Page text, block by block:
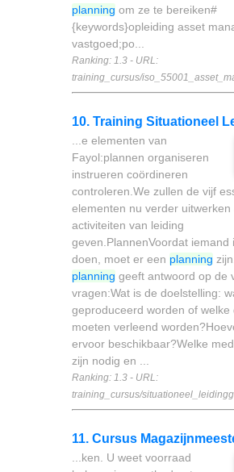
planning om ze te bereiken#
{keywords}opleiding asset
vastgoed;po...
Ranking: 1.3 - URL:
training_cursus/
10. Training Situationeel
...e elementen van
Fayol:plannen organiseren
instrueren coördineren
controleren.We zullen de vijf
elementen nu verder uitwerken
activiteiten van leiding
geven.PlannenVoordat iemand
doen, moet er een planning
planning geeft antwoord op de
vragen:Wat is de doelstelling:
geproduceerd worden of welke
moeten verleend
ervoor beschikbaar?Welke
zijn nodig en ...
Ranking: 1.3 - URL:
training_cursus/
11. Cursus
...ken. U weet voorraad